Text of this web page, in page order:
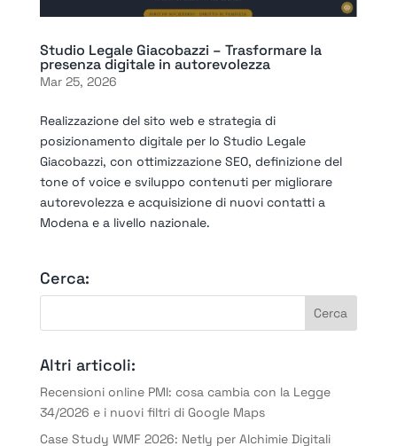
Studio Legale Giacobazzi – Trasformare la
presenza digitale in autorevolezza
Mar 25, 2026
Realizzazione del sito web e strategia di
posizionamento digitale per lo Studio Legale
Giacobazzi, con ottimizzazione SEO, definizione del
tone of voice e sviluppo contenuti per migliorare
autorevolezza e acquisizione di nuovi contatti a
Modena e a livello nazionale.
Cerca:
Altri articoli:
Recensioni online PMI: cosa cambia con la Legge
34/2026 e i nuovi filtri di Google Maps
Case Study WMF 2026: Netly per Alchimie Digitali